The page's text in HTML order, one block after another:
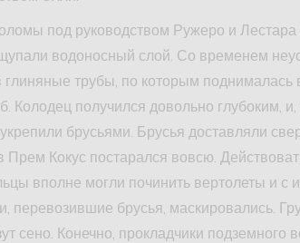
под руководством Ружеро и Лестара
водоносный слой. Со временем
глиняные трубы, по которым
Колодец получился довольно глубоким,
брусьями. Брусья доставляли
Кокус постарался вовсю.
вполне могли починить вертолеты и с
перевозившие брусья, маскировались.
сено. Конечно, прокладчики подземного